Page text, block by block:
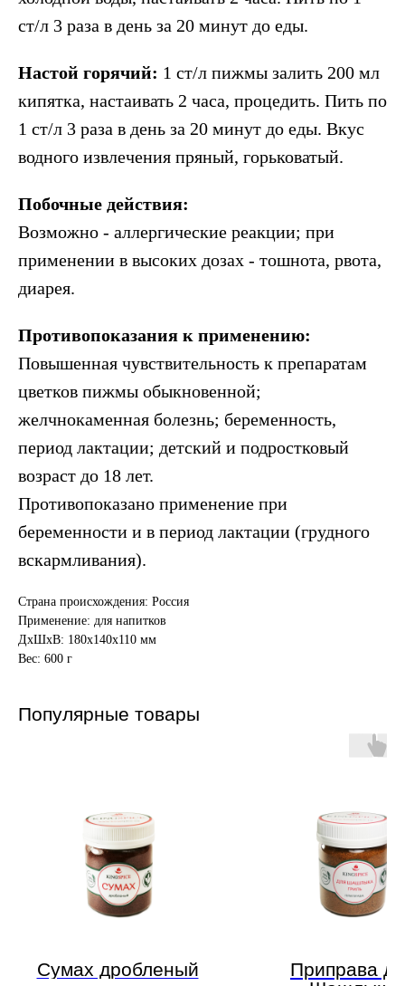
ст/л 3 раза в день за 20 минут до еды.
Настой горячий: 1 ст/л пижмы залить 200 мл
кипятка, настаивать 2 часа, процедить. Пить по
1 ст/л 3 раза в день за 20 минут до еды. Вкус
водного извлечения пряный, горьковатый.
Побочные действия:
Возможно - аллергические реакции; при
применении в высоких дозах - тошнота, рвота,
диарея.
Противопоказания к применению:
Повышенная чувствительность к препаратам
цветков пижмы обыкновенной;
желчнокаменная болезнь; беременность,
период лактации; детский и подростковый
возраст до 18 лет.
Противопоказано применение при
беременности и в период лактации (грудного
вскармливания).
Страна происхождения: Россия
Применение: для напитков
ДxШxВ: 180x140x110 мм
Вес: 600 г
Популярные товары
Сумах дробленый
Приправа